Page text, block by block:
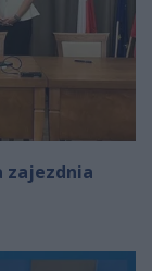
zajezdnia